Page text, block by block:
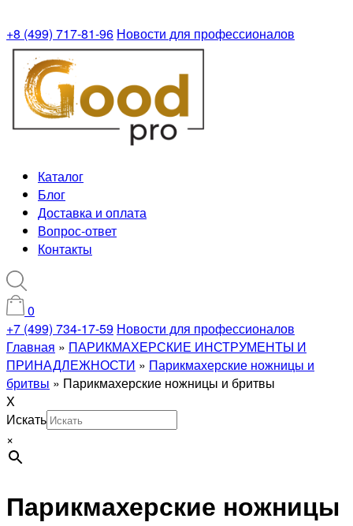
+8 (499) 717-81-96 Новости для профессионалов
Каталог
Блог
Доставка и оплата
Вопрос-ответ
Контакты
0
+7 (499) 734-17-59 Новости для профессионалов
Главная » ПАРИКМАХЕРСКИЕ ИНСТРУМЕНТЫ И
ПРИНАДЛЕЖНОСТИ » Парикмахерские ножницы и
бритвы » Парикмахерские ножницы и бритвы
X
Искать
×
Парикмахерские ножницы